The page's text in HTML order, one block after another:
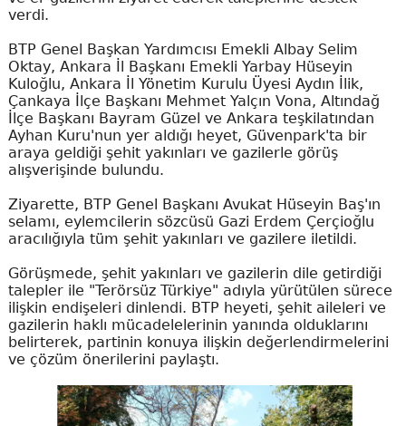
verdi.
BTP Genel Başkan Yardımcısı Emekli Albay Selim
Oktay, Ankara İl Başkanı Emekli Yarbay Hüseyin
Kuloğlu, Ankara İl Yönetim Kurulu Üyesi Aydın İlik,
Çankaya İlçe Başkanı Mehmet Yalçın Vona, Altındağ
İlçe Başkanı Bayram Güzel ve Ankara teşkilatından
Ayhan Kuru'nun yer aldığı heyet, Güvenpark'ta bir
araya geldiği şehit yakınları ve gazilerle görüş
alışverişinde bulundu.
Ziyarette, BTP Genel Başkanı Avukat Hüseyin Baş'ın
selamı, eylemcilerin sözcüsü Gazi Erdem Çerçioğlu
aracılığıyla tüm şehit yakınları ve gazilere iletildi.
Görüşmede, şehit yakınları ve gazilerin dile getirdiği
talepler ile "Terörsüz Türkiye" adıyla yürütülen sürece
ilişkin endişeleri dinlendi. BTP heyeti, şehit aileleri ve
gazilerin haklı mücadelelerinin yanında olduklarını
belirterek, partinin konuya ilişkin değerlendirmelerini
ve çözüm önerilerini paylaştı.